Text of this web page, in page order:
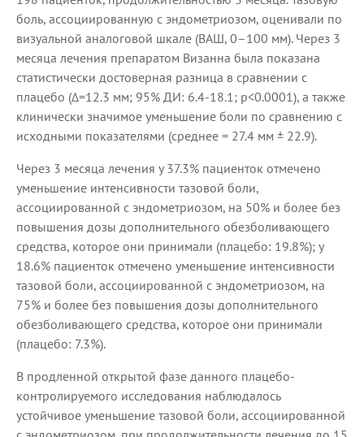
боль, ассоциированную с эндометриозом, оценивали по
визуальной аналоговой шкале (ВАШ, 0–100 мм). Через 3
месяца лечения препаратом Визанна была показана
статистически достоверная разница в сравнении с
плацебо (Δ=12.3 мм; 95% ДИ: 6.4-18.1; p<0.0001), а также
клинически значимое уменьшение боли по сравнению с
исходными показателями (среднее = 27.4 мм ± 22.9).
Через 3 месяца лечения у 37.3% пациенток отмечено
уменьшение интенсивности тазовой боли,
ассоциированной с эндометриозом, на 50% и более без
повышения дозы дополнительного обезболивающего
средства, которое они принимали (плацебо: 19.8%); у
18.6% пациенток отмечено уменьшение интенсивности
тазовой боли, ассоциированной с эндометриозом, на
75% и более без повышения дозы дополнительного
обезболивающего средства, которое они принимали
(плацебо: 7.3%).
В продленной открытой фазе данного плацебо-
контролируемого исследования наблюдалось
устойчивое уменьшение тазовой боли, ассоциированной